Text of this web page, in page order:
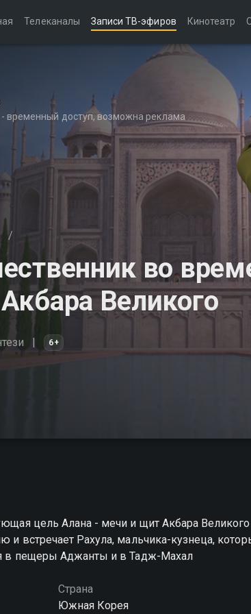
Телеканалы Записи ТВ-эфиров Кинотеатр
- временный доступ, возможна реклама
/
во
Великого
6+
цель Алана - мечи и щит Акбара
встречает Рахула, мальчика-кузнеца,
в пещеры Аджанты и в Тадж-Махал
Страна
Южная Корея